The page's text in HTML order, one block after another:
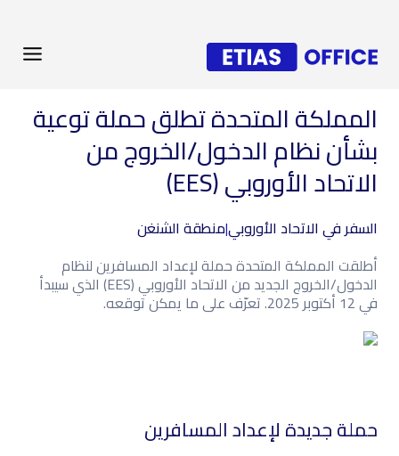
المملكة المتحدة تطلق حملة توعية
بشأن نظام الدخول/الخروج من
الاتحاد الأوروبي (EES)
السفر في الاتحاد الأوروبي|منطقة الشنغن
أطلقت المملكة المتحدة حملة لإعداد المسافرين لنظام
الدخول/الخروج الجديد من الاتحاد الأوروبي (EES) الذي سيبدأ
في 12 أكتوبر 2025. تعرّف على ما يمكن توقعه.
حملة جديدة لإعداد المسافرين